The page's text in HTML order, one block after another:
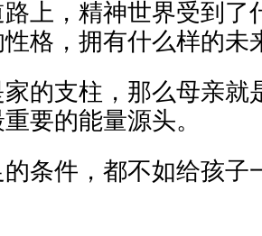
上，精神世界受到了
格，拥有什么样的未
的支柱，那么母亲就
要的能量源头。
条件，都不如给孩子